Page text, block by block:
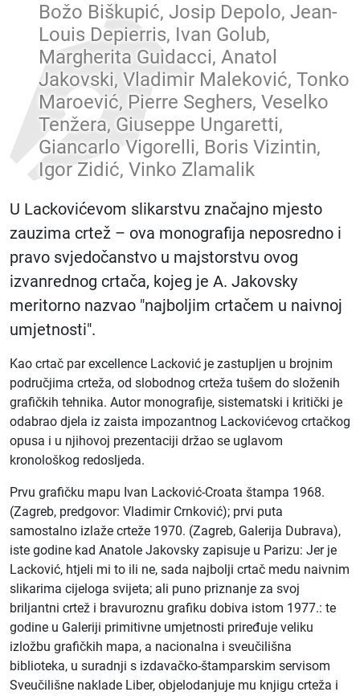
Božo Biškupić, Josip Depolo, Jean-
Louis Depierris, Ivan Golub,
Margherita Guidacci, Anatol
Jakovski, Vladimir Maleković, Tonko
Maroević, Pierre Seghers, Veselko
Tenžera, Giuseppe Ungaretti,
Giancarlo Vigorelli, Boris Vizintin,
Igor Zidić, Vinko Zlamalik
U Lackovićevom slikarstvu značajno mjesto
zauzima crtež – ova monografija neposredno i
pravo svjedočanstvo u majstorstvu ovog
izvanrednog crtača, kojeg je A. Jakovsky
meritorno nazvao "najboljim crtačem u naivnoj
umjetnosti".
Kao crtač par excellence Lacković je zastupljen u brojnim
područjima crteža, od slobodnog crteža tušem do složenih
grafičkih tehnika. Autor monografije, sistematski i kritički je
odabrao djela iz zaista impozantnog Lackovićevog crtačkog
opusa i u njihovoj prezentaciji držao se uglavom
kronološkog redosljeda.
Prvu grafičku mapu Ivan Lacković-Croata štampa 1968.
(Zagreb, predgovor: Vladimir Crnković); prvi puta
samostalno izlaže crteže 1970. (Zagreb, Galerija Dubrava),
iste godine kad Anatole Jakovsky zapisuje u Parizu: Jer je
Lacko­vić, htjeli mi to ili ne, sada najbolji crtač medu naivnim
slikarima cijeloga svijeta; ali puno priznanje za svoj
briljantni crtež i bravuroznu grafiku dobi­va istom 1977.: te
godine u Galeriji primitivne umjetnosti priređuje veliku
izložbu grafičkih mapa, a nacionalna i sveučilišna
biblioteka, u suradnji s izdavačko-štamparskim servisom
Sveučilišne naklade Liber, objelodanjuje mu knjigu crteža i